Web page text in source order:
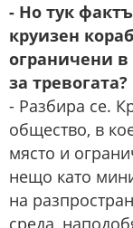
- Но тук
круизен
ограничени
за тревогата?
- Разбира се.
общество, в
място и
нещо като
на
среда,